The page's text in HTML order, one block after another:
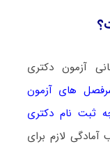
آزمون دکتری
های آزمون
ثبت نام دکتری
لازم برای